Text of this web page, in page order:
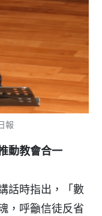
報
動教會合一
話時指出，「數
，呼籲信徒反省